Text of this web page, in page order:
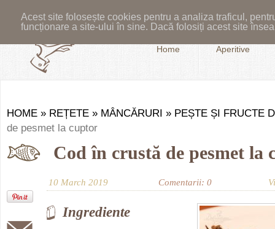
Acest site folosește cookies pentru a analiza traficul,
funcționare a site-ului în sine. Dacă folosiți acest site
Home Aperitive
HOME » REȚETE » MÂNCĂRURI » PEȘTE ȘI FRUCTE
de pesmet la cuptor
Cod în crustă de pesmet la
10 March 2019 Comentarii: 0
Ingrediente